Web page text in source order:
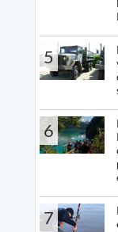
5
6
7